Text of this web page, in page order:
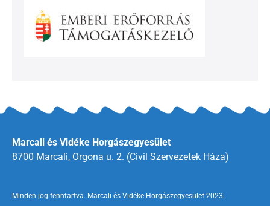
Marcali és Vidéke Horgászegyesület
8700 Marcali, Orgona u. 2. (Civil Szervezetek Háza)
Minden jog fenntartva. Marcali és Vidéke Horgászegyesület 2023.